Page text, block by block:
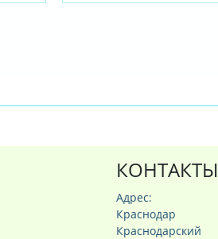
КОНТАКТЫ
Адрес:
Краснодар
Краснодарский